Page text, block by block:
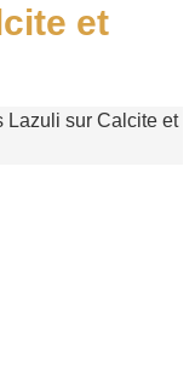
et
Lazuli sur Calcite et